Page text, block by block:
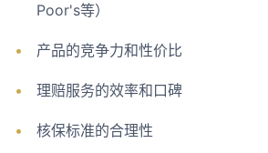
Poor's等）
• 产品的竞争力和性价比
• 理赔服务的效率和口碑
• 核保标准的合理性